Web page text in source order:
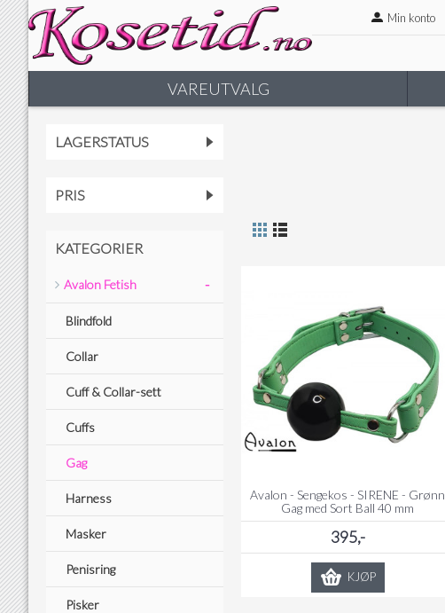
Min konto
VAREUTVALG
LAGERSTATUS
PRIS
KATEGORIER
Avalon Fetish -
Blindfold
Collar
Cuff & Collar-sett
Cuffs
Gag
Harness
Masker
Penisring
Pisker
Avalon - Sengekos - SIRENE - Grønn
Gag med Sort Ball 40 mm
395,-
KJØP